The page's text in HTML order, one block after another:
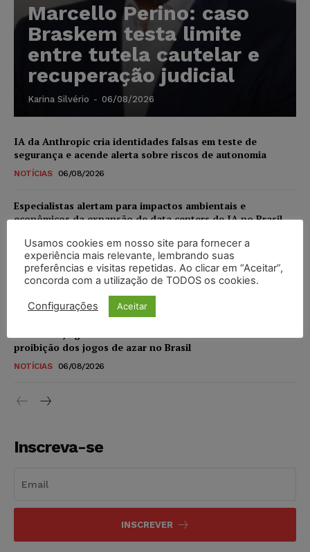
Marcello Perino: caso
Braskem testa limite
entre tutela cautelar e
recuperação judicial
Karina Silvério - 06/08/2026
IA da Anthropic cria identidades falsas em teste de
segurança e acende alerta sobre riscos de autonomia
NOTÍCIAS 06/08/2026
Especialistas alertam para impactos ambientais e
econômicos da expansão de data centers de IA no Brasil
DIREITO DIGITAL 06/08/2026
TSE reforça que sistemas das urnas eletrônicas tornam-se
invioláveis após assinatura digital e lacração
NOTÍCIAS 06/08/2026
proibição dos jogos de azar no Brasil
NOTÍCIAS 06/08/2026
Inscreva-se
INSCREVER
Usamos cookies em nosso site para fornecer a
experiência mais relevante, lembrando suas
preferências e visitas repetidas. Ao clicar em “Aceitar”,
concorda com a utilização de TODOS os cookies.
Configurações Aceitar